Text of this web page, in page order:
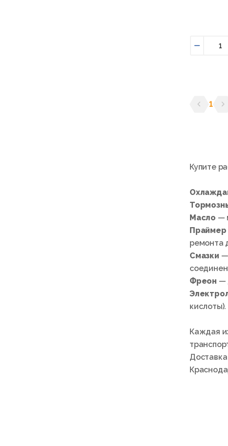
1
Купите
Масло —
Праймер
ремонта
Смазки —
Фреон —
кислоты).
Каждая